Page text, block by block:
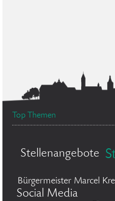
Top Themen
Stellenangebote
Bürgermeister Marcel
Social Media